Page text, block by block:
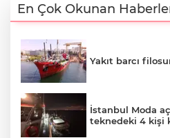
En Çok Okunan
Yakıt barcı
İstanbul Moda
teknedeki 4 kişi